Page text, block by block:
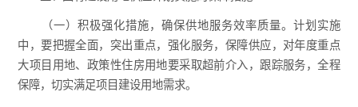
（一）积极强化措施，确保供地服务效率质量。计划实施
中，要把握全面，突出重点，强化服务，保障供应，对年度重点
大项目用地、政策性住房用地要采取超前介入，跟踪服务，全程
保障，切实满足项目建设用地需求。